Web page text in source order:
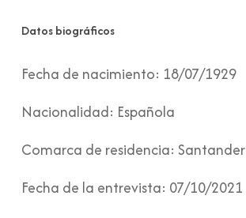
Datos biográficos
Fecha de nacimiento: 18/07/1929
Nacionalidad: Española
Comarca de residencia: Santander
Fecha de la entrevista: 07/10/2021